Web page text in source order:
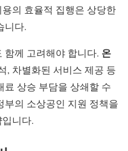
의 효율적 집행은 상당한
니다.
함께 고려해야 합니다. 온
, 차별화된 서비스 제공 등
료 상승 부담을 상쇄할 수
부의 소상공인 지원 정책을
니다.